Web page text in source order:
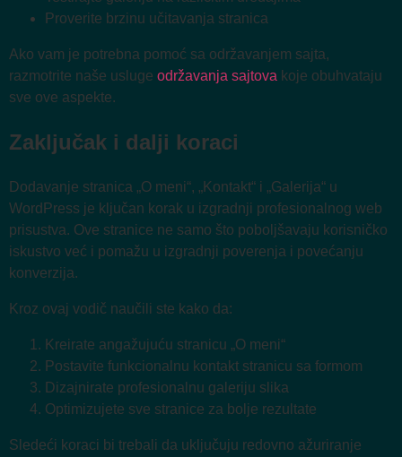
Proverite brzinu učitavanja stranica
Ako vam je potrebna pomoć sa održavanjem sajta,
razmotrite naše usluge održavanja sajtova koje obuhvataju
sve ove aspekte.
Zaključak i dalji koraci
Dodavanje stranica „O meni“, „Kontakt“ i „Galerija“ u
WordPress je ključan korak u izgradnji profesionalnog web
prisustva. Ove stranice ne samo što poboljšavaju korisničko
iskustvo već i pomažu u izgradnji poverenja i povećanju
konverzija.
Kroz ovaj vodič naučili ste kako da:
Kreirate angažujuću stranicu „O meni“
Postavite funkcionalnu kontakt stranicu sa formom
Dizajnirate profesionalnu galeriju slika
Optimizujete sve stranice za bolje rezultate
Sledeći koraci bi trebali da uključuju redovno ažuriranje